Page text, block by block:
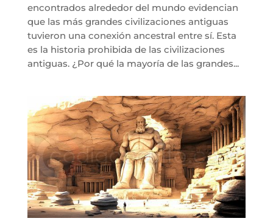
encontrados alrededor del mundo evidencian
que las más grandes civilizaciones antiguas
tuvieron una conexión ancestral entre sí. Esta
es la historia prohibida de las civilizaciones
antiguas. ¿Por qué la mayoría de las grandes...